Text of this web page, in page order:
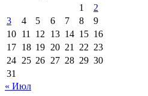
1
2
3
4 5 6 7 8
9
10 11 12 13 14 15 16
17 18 19 20 21 22 23
24 25 26 27 28 29 30
31
« Июл